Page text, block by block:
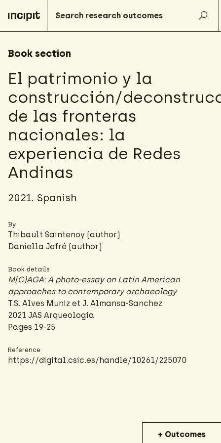
Book section
El patrimonio y la
construcción/
de las fronteras
nacionales: la
experiencia de Redes
Andinas
2021. Spanish
By
Thibault Saintenoy (author)
Daniella Jofré (author)
Book details
M(C)AGA: A photo-essay on Latin American
approaches to contemporary archaeology
T.S. Alves Muniz et J. Almansa-Sanchez
2021 JAS Arqueología
Pages 19-25
Reference
https://digital.csic.es/handle/10261/225070
+ Outcomes